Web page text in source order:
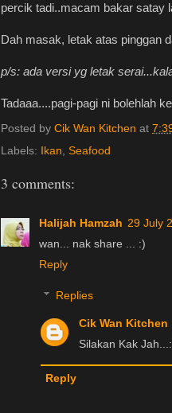
percik tadi..macam bakar satay
Dah masak, letak atas pinggan
p/s: ada versi yg letak
Tadaaa....pagi-pagi ni bolehlah
Posted by Cik Wan Kitchen at
Labels:
Ikan, Seafood
3 comments:
Halijah Hamzah 29 July
wan... nak share ... :)
Reply
Replies
Cik Wan Kitchen
Silakan Kak
Reply